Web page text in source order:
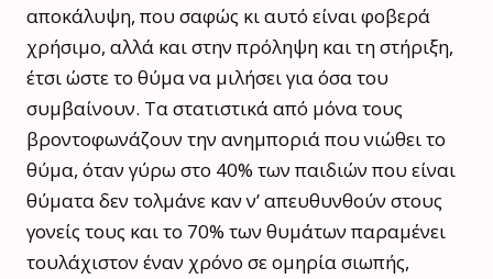
αποκάλυψη, που σαφώς κι αυτό είναι φοβερά
χρήσιμο, αλλά και στην πρόληψη και τη στήριξη,
έτσι ώστε το θύμα να μιλήσει για όσα του
συμβαίνουν. Τα στατιστικά από μόνα τους
βροντοφωνάζουν την ανημποριά που νιώθει το
θύμα, όταν γύρω στο 40% των παιδιών που είναι
θύματα δεν τολμάνε καν ν’ απευθυνθούν στους
γονείς τους και το 70% των θυμάτων παραμένει
τουλάχιστον έναν χρόνο σε ομηρία σιωπής,